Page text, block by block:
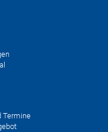
Termine